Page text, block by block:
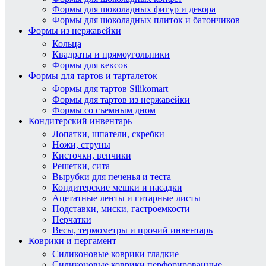
Формы для шоколадных фигур и декора
Формы для шоколадных плиток и батончиков
Формы из нержавейки
Кольца
Квадраты и прямоугольники
Формы для кексов
Формы для тартов и тарталеток
Формы для тартов Silikomart
Формы для тартов из нержавейки
Формы со съемным дном
Кондитерский инвентарь
Лопатки, шпатели, скребки
Ножи, струны
Кисточки, венчики
Решетки, сита
Вырубки для печенья и теста
Кондитерские мешки и насадки
Ацетатные ленты и гитарные листы
Подставки, миски, гастроемкости
Перчатки
Весы, термометры и прочий инвентарь
Коврики и пергамент
Силиконовые коврики гладкие